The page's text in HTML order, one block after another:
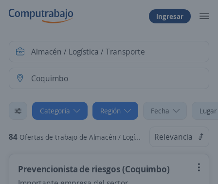
Ingresar
Categoría Región Fecha
84 Ofertas de trabajo de Almacén / Logística / Transporte en Coquimbo, Coquimbo Relevancia
Prevencionista de riesgos (Coquimbo)